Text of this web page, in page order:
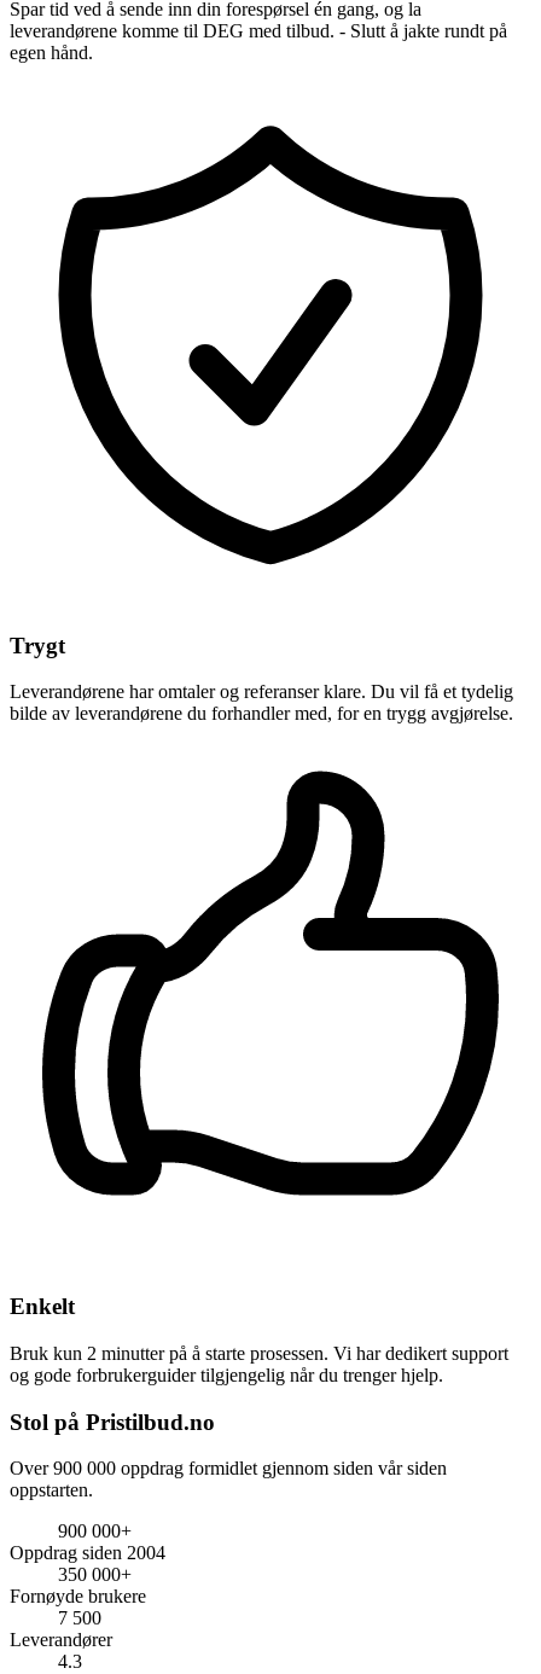
Spar tid ved å sende inn din forespørsel én gang, og la
leverandørene komme til DEG med tilbud. - Slutt å jakte rundt på
egen hånd.
Trygt
Leverandørene har omtaler og referanser klare. Du vil få et tydelig
bilde av leverandørene du forhandler med, for en trygg avgjørelse.
Enkelt
Bruk kun 2 minutter på å starte prosessen. Vi har dedikert support
og gode forbrukerguider tilgjengelig når du trenger hjelp.
Stol på Pristilbud.no
Over 900 000 oppdrag formidlet gjennom siden vår siden
oppstarten.
900 000+
Oppdrag siden 2004
350 000+
Fornøyde brukere
7 500
Leverandører
4.3